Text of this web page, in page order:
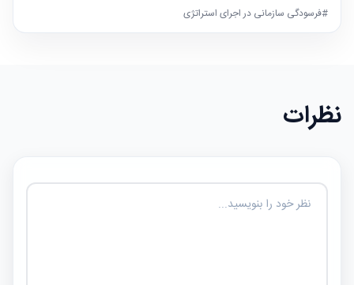
#فرسودگی سازمانی در اجرای استراتژی
نظرات